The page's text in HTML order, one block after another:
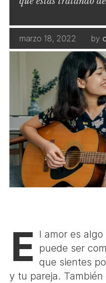
marzo 18, 2022 by
E l amor es
puede ser
que sientes
y tu pareja.